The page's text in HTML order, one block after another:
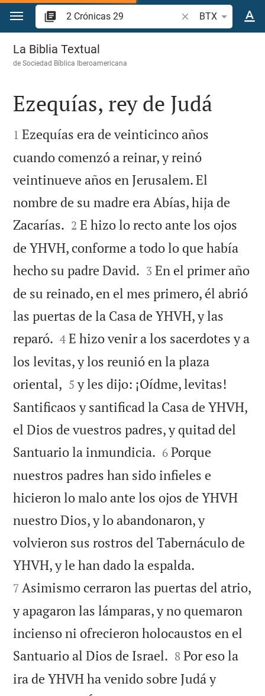
Ir a un contenido
Buscar versículo
BTX
2 Crónicas 29
La Biblia Textual
deSociedad Bíblica Iberoamericana

Ezequías, rey de Judá

1 Ezequías era de veinticinco años
cuando comenzó a reinar, y reinó
veintinueve años en Jerusalem. El
nombre de su madre era Abías, hija de
Zacarías. 

2 E hizo lo recto ante los ojos
de YHVH, conforme a todo lo que había
hecho su padre David. 

3 En el primer año
de su reinado, en el mes primero, él abrió
las puertas de la Casa de YHVH, y las
reparó. 

4 E hizo venir a los sacerdotes y a
los levitas, y los reunió en la plaza
oriental, 

5 y les dijo: ¡Oídme, levitas!
Santificaos y santificad la Casa de YHVH,
el Dios de vuestros padres, y quitad del
Santuario la inmundicia. 

6 Porque
nuestros padres han sido infieles e
hicieron lo malo ante los ojos de YHVH
nuestro Dios, y lo abandonaron, y
volvieron sus rostros del Tabernáculo de
YHVH, y le han dado la espalda.
7 Asimismo cerraron las puertas del atrio,
y apagaron las lámparas, y no quemaron
incienso ni ofrecieron holocaustos en el
Santuario al Dios de Israel. 

8 Por eso la
ira de YHVH ha venido sobre Judá y